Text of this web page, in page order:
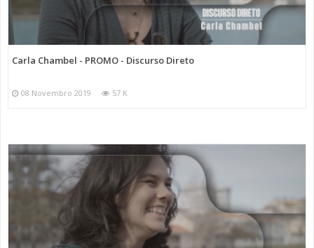
Carla Chambel - PROMO - Discurso Direto
08 Novembro 2019 57 K